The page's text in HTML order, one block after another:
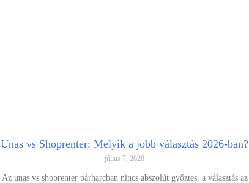
Unas vs Shoprenter: Melyik a jobb választás 2026-ban?
július 7, 2026
Az unas vs shoprenter párharcban nincs abszolút győztes, a választás az